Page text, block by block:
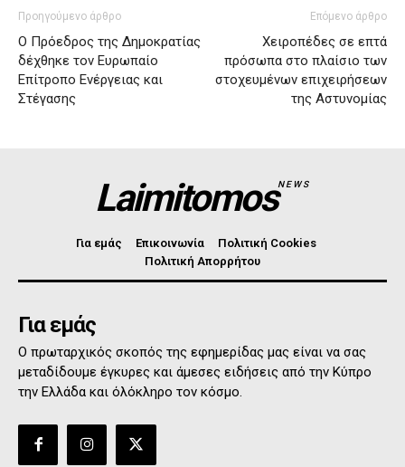
Προηγούμενο άρθρο
Ο Πρόεδρος της Δημοκρατίας
δέχθηκε τον Ευρωπαίο
Επίτροπο Ενέργειας και
Στέγασης
Επόμενο άρθρο
Χειροπέδες σε επτά
πρόσωπα στο πλαίσιο των
στοχευμένων επιχειρήσεων
της Αστυνομίας
LaimitomosNEWS
Για εμάς Επικοινωνία
Πολιτική Cookies
Πολιτική Απορρήτου
Για εμάς
Ο πρωταρχικός σκοπός της εφημερίδας μας είναι να σας
μεταδίδουμε έγκυρες και άμεσες ειδήσεις από την Κύπρο
την Ελλάδα και όλόκληρο τον κόσμο.